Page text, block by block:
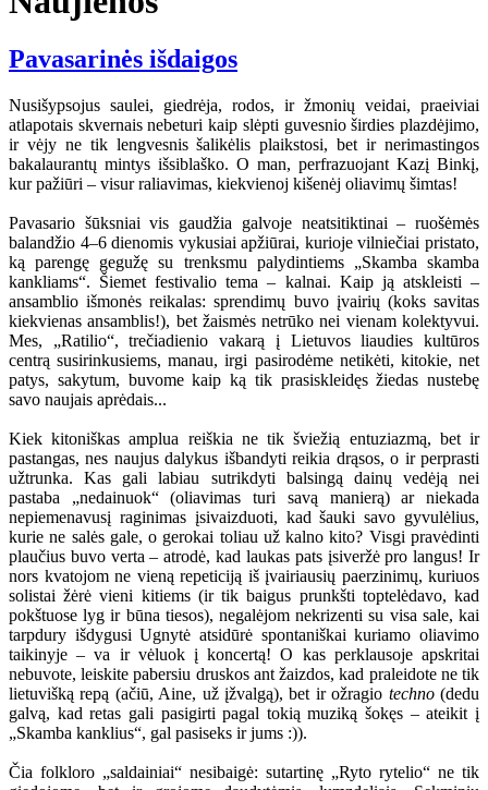
Pavasarinės išdaigos
Nusišypsojus saulei, giedrėja, rodos, ir žmonių veidai, praeiviai
atlapotais skvernais nebeturi kaip slėpti guvesnio širdies plazdėjimo,
ir vėjy ne tik lengvesnis šalikėlis plaikstosi, bet ir nerimastingos
bakalaurantų mintys išsiblaško. O man, perfrazuojant Kazį Binkį,
kur pažiūri – visur raliavimas, kiekvienoj kišenėj oliavimų šimtas!
Pavasario šūksniai vis gaudžia galvoje neatsitiktinai – ruošėmės
balandžio 4–6 dienomis vykusiai apžiūrai, kurioje vilniečiai pristato,
ką parengę gegužę su trenksmu palydintiems „Skamba skamba
kankliams“. Šiemet festivalio tema – kalnai. Kaip ją atskleisti –
ansamblio išmonės reikalas: sprendimų buvo įvairių (koks savitas
kiekvienas ansamblis!), bet žaismės netrūko nei vienam kolektyvui.
Mes, „Ratilio“, trečiadienio vakarą į Lietuvos liaudies kultūros
centrą susirinkusiems, manau, irgi pasirodėme netikėti, kitokie, net
patys, sakytum, buvome kaip ką tik prasiskleidęs žiedas nustebę
savo naujais aprėdais...
Kiek kitoniškas amplua reiškia ne tik šviežią entuziazmą, bet ir
pastangas, nes naujus dalykus išbandyti reikia drąsos, o ir perprasti
užtrunka. Kas gali labiau sutrikdyti balsingą dainų vedėją nei
pastaba „nedainuok“ (oliavimas turi savą manierą) ar niekada
nepiemenavusį raginimas įsivaizduoti, kad šauki savo gyvulėlius,
kurie ne salės gale, o gerokai toliau už kalno kito? Visgi pravėdinti
plaučius buvo verta – atrodė, kad laukas pats įsiveržė pro langus! Ir
nors kvatojom ne vieną repeticiją iš įvairiausių paerzinimų, kuriuos
solistai žėrė vieni kitiems (ir tik baigus prunkšti toptelėdavo, kad
pokštuose lyg ir būna tiesos), negalėjom nekrizenti su visa sale, kai
tarpdury išdygusi Ugnytė atsidūrė spontaniškai kuriamo oliavimo
taikinyje – va ir vėluok į koncertą! O kas perklausoje apskritai
nebuvote, leiskite pabersiu druskos ant žaizdos, kad praleidote ne tik
lietuvišką repą (ačiū, Aine, už įžvalgą), bet ir ožragio techno(dedu
galvą, kad retas gali pasigirti pagal tokią muziką šokęs – ateikit į
„Skamba kanklius“, gal pasiseks ir jums :)).
Čia folkloro „saldainiai“ nesibaigė: sutartinę „Ryto rytelio“ ne tik